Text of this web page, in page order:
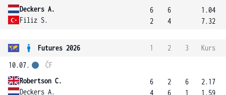
Deckers A.
Filiz S.
6
2
6
4
1.04
7.32
Futures 2026 1 2 3
Kurs
10.07.
Robertson C.
Deckers A.
ČF
6
4
2
6
6
1
2.17
1.59